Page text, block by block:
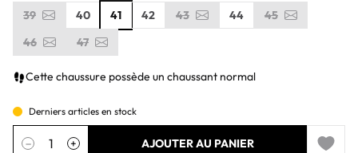
39
40 41 42 43 44
45
46
47
Cette chaussure possède un chaussant normal
Derniers articles en stock
Quantité
− + AJOUTER AU PANIER